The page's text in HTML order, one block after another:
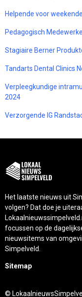
Helpende voor
Pedagogisch
Stagiaire Berner
Tandarts Dental Clinics
Verpleegkundige
2024
Verzorgende IG
Het laatste nieuws uit
volgen? Dat doe je
focussen op de
nieuwsitems van
Simpelveld.
Sitemap
©